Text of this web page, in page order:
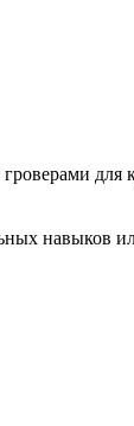
для
навыков